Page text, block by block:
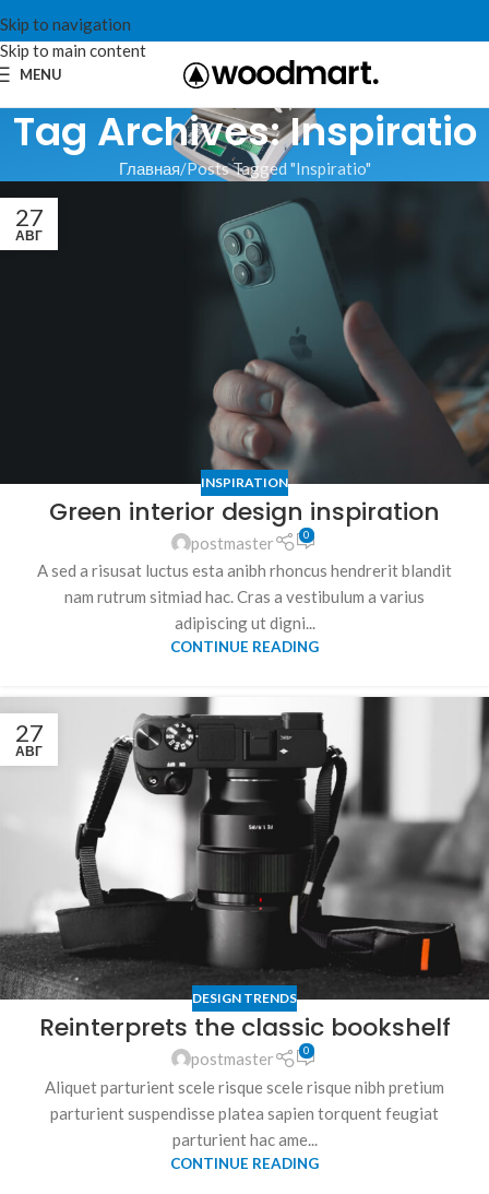
Skip to navigation
Skip to main content
MENU
Tag Archives: Inspiratio
Главная Posts Tagged "Inspiratio"
27
АВГ
INSPIRATION
Green interior design inspiration
postmaster 0
A sed a risusat luctus esta anibh rhoncus hendrerit blandit
nam rutrum sitmiad hac. Cras a vestibulum a varius
adipiscing ut digni...
CONTINUE READING
27
АВГ
DESIGN TRENDS
Reinterprets the classic bookshelf
postmaster 0
Aliquet parturient scele risque scele risque nibh pretium
parturient suspendisse platea sapien torquent feugiat
parturient hac ame...
CONTINUE READING